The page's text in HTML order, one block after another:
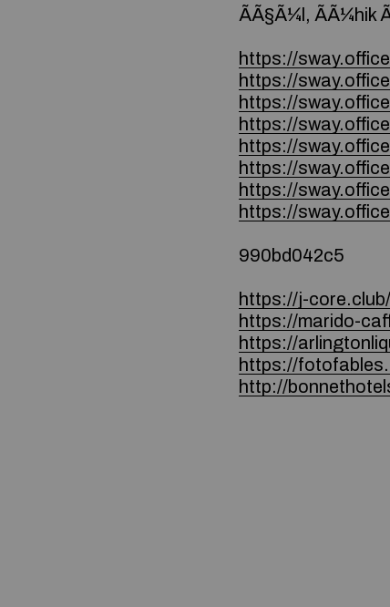
ÃÃ§Ã¼l, ÃÃ¼hik
https://
https://
https://
https://
https://
https://
https://
https://
990bd042c5
https://j-
https://marido-
https://
https://
http://